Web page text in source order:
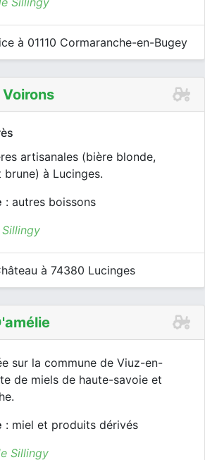
à 01110 Cormaranche-en-Bugey
artisanales (bière blonde,
à Lucinges.
: autres boissons
à 74380 Lucinges
sur la commune de Viuz-en-
de miels de haute-savoie et
: miel et produits dérivés
Sillingy